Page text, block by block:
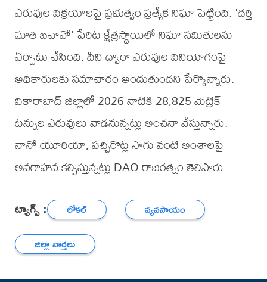
ఎరువుల విక్రయాలపై ప్రభుత్వం ప్రత్యేక నిఘా పెట్టింది. 'దర్తి
మాత బచావో' పేరిట క్షేత్రస్థాయిలో నిఘా సమితులను
ఏర్పాటు చేసింది. దీని ద్వారా ఎరువుల వినియోగంపై
అధికారులకు సమాచారం అందుతుందని పేర్కొన్నారు.
వికారాబాద్ జిల్లాలో 2026 నాటికి 28,825 మెట్రిక్
టన్నుల ఎరువులు వాడనున్నట్లు అంచనా వేస్తున్నారు.
నానో యూరియా, పచ్చిరొట్ల సాగు వంటి అంశాలపై
అవగాహన కల్పిస్తున్నట్లు DAO రాజరత్నం తెలిపారు.
ట్యాగ్స్ : లోకల్
వ్యవసాయం
జిల్లా వార్తలు